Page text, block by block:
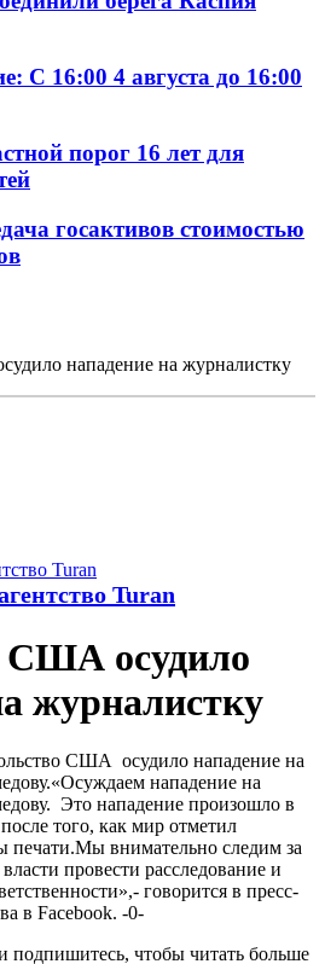
С 16:00 4 августа до 16:00
порог 16 лет для
госактивов стоимостью
нападение на журналистку
Turan
США осудило
журналистку
США осудило нападение на
нападение на
Это нападение произошло в
того, как мир отметил
печати.Мы внимательно следим за
провести расследование и
говорится в пресс-
в Facebook. -0-
подпишитесь, чтобы читать больше